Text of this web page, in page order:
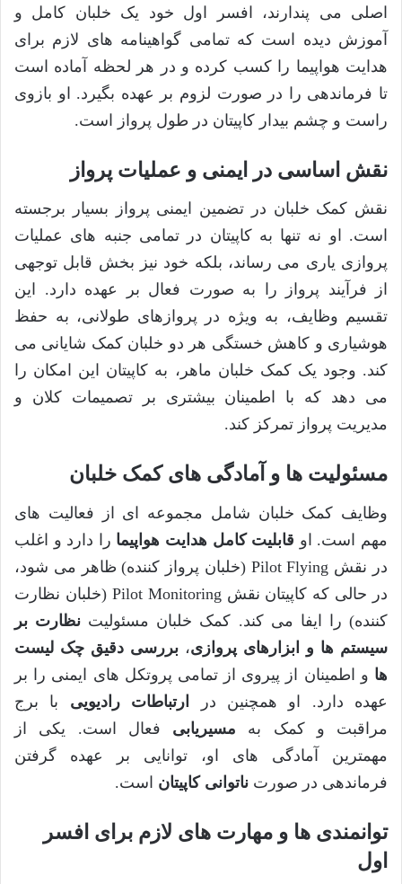
اصلی می پندارند، افسر اول خود یک خلبان کامل و
آموزش دیده است که تمامی گواهینامه های لازم برای
هدایت هواپیما را کسب کرده و در هر لحظه آماده است
تا فرماندهی را در صورت لزوم بر عهده بگیرد. او بازوی
راست و چشم بیدار کاپیتان در طول پرواز است.
نقش اساسی در ایمنی و عملیات پرواز
نقش کمک خلبان در تضمین ایمنی پرواز بسیار برجسته
است. او نه تنها به کاپیتان در تمامی جنبه های عملیات
پروازی یاری می رساند، بلکه خود نیز بخش قابل توجهی
از فرآیند پرواز را به صورت فعال بر عهده دارد. این
تقسیم وظایف، به ویژه در پروازهای طولانی، به حفظ
هوشیاری و کاهش خستگی هر دو خلبان کمک شایانی می
کند. وجود یک کمک خلبان ماهر، به کاپیتان این امکان را
می دهد که با اطمینان بیشتری بر تصمیمات کلان و
مدیریت پرواز تمرکز کند.
مسئولیت ها و آمادگی های کمک خلبان
وظایف کمک خلبان شامل مجموعه ای از فعالیت های
مهم است. او قابلیت کامل هدایت هواپیما را دارد و اغلب
در نقش Pilot Flying (خلبان پرواز کننده) ظاهر می شود،
در حالی که کاپیتان نقش Pilot Monitoring (خلبان نظارت
کننده) را ایفا می کند. کمک خلبان مسئولیت نظارت بر
سیستم ها و ابزارهای پروازی، بررسی دقیق چک لیست
ها و اطمینان از پیروی از تمامی پروتکل های ایمنی را بر
عهده دارد. او همچنین در
ارتباطات رادیویی با برج
مراقبت و کمک به مسیریابی فعال است. یکی از
مهمترین آمادگی های او، توانایی بر عهده گرفتن
فرماندهی در صورت ناتوانی کاپیتان است.
توانمندی ها و مهارت های لازم برای افسر
اول